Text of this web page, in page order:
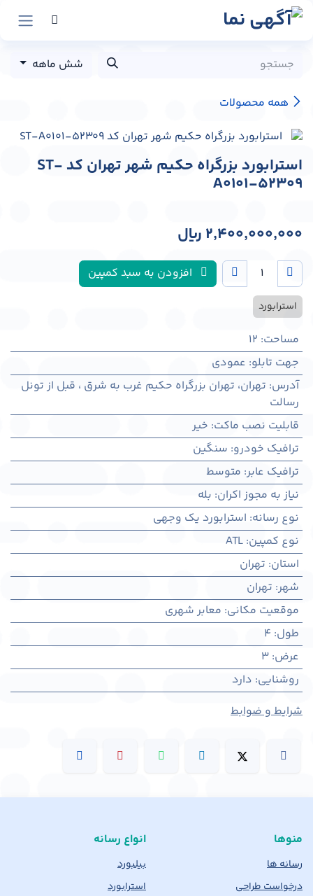
پرش به محتوا
همه محصولات
شش ماهه
استرابورد بزرگراه حکیم شهر تهران کد ST-
A0101-52309
2,400,000,000 ﷼
افزودن به سبد کمپین
استرابورد
مساحت:
12
جهت تابلو: عمودی
آدرس: تهران، تهران بزرگراه حکیم غرب به شرق ، قبل از تونل
رسالت
قابلیت نصب ماکت: خیر
ترافیک خودرو: سنگین
ترافیک عابر: متوسط
نیاز به مجوز اکران: بله
نوع رسانه: استرابورد یک وجهی
نوع کمپین:
ATL
استان: تهران
شهر: تهران
موقعیت مکانی: معابر شهری
طول:
4
عرض:
3
روشنایی: دارد
شرایط و ضوابط
منوها
رسانه ها
درخواست طراحی
انواع رسانه
بیلبورد
استرابورد